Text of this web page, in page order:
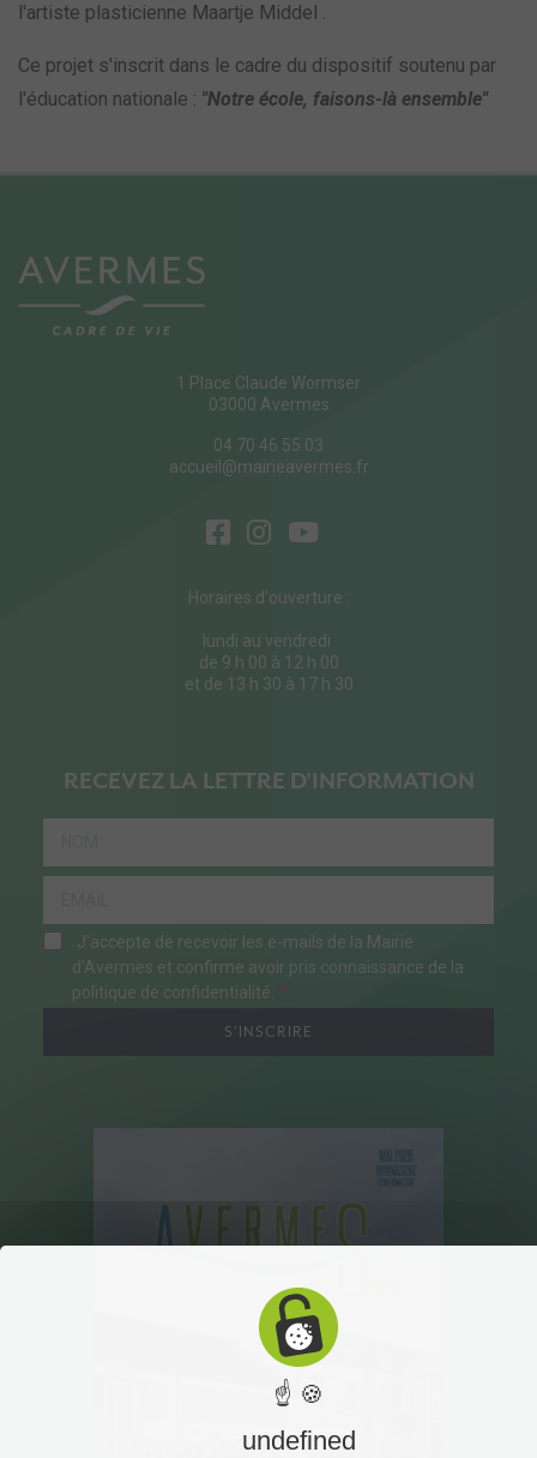
l'artiste plasticienne Maartje Middel .
Ce projet s'inscrit dans le cadre du dispositif soutenu par
l'éducation nationale : "Notre école, faisons-là ensemble"
1 Place Claude Wormser
03000 Avermes
04 70 46 55 03
accueil@mairieavermes.fr
Horaires d'ouverture :
lundi au vendredi
de 9 h 00 à 12 h 00
et de 13 h 30 à 17 h 30
RECEVEZ LA LETTRE D'INFORMATION
J'accepte de recevoir les e-mails de la Mairie
d'Avermes et confirme avoir pris connaissance de la
politique de confidentialité.
S'INSCRIRE
☝ 🍪
undefined